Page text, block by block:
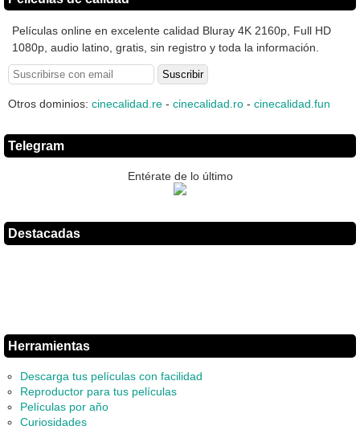
Películas online en excelente calidad Bluray 4K 2160p, Full HD
1080p, audio latino, gratis, sin registro y toda la información.
Otros dominios: cinecalidad.re - cinecalidad.ro - cinecalidad.fun
Telegram
Entérate de lo último
Destacadas
Herramientas
Descarga tus películas con facilidad
Reproductor para tus películas
Películas por año
Curiosidades